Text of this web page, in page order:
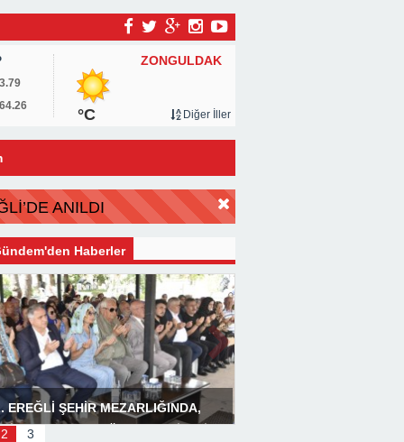
ZONGULDAK
°C Diğer İller
ANILDI
Haberler
EREĞLİ ŞEHİR MEZARLIĞINDA,
PROGRAMI DÜZENLENDİ 3 BİN
2 3